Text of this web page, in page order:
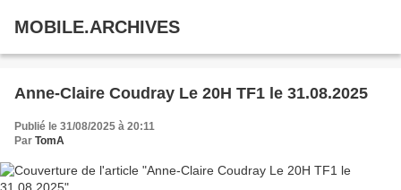
MOBILE.ARCHIVES
Anne-Claire Coudray Le 20H TF1 le 31.08.2025
Publié le 31/08/2025 à 20:11
Par TomA